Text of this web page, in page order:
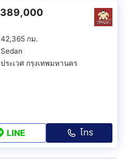
389,000
42,365 กม.
Sedan
ประเวศ กรุงเทพมหานคร
LINE โทร